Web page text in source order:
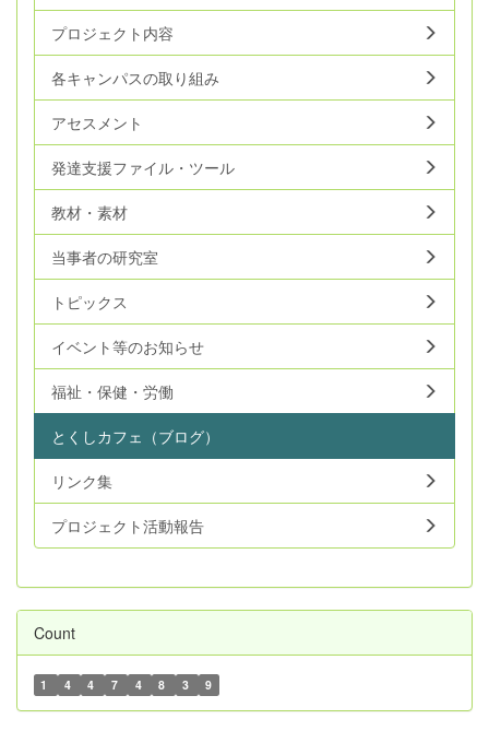
プロジェクト内容
各キャンパスの取り組み
アセスメント
発達支援ファイル・ツール
教材・素材
当事者の研究室
トピックス
イベント等のお知らせ
福祉・保健・労働
とくしカフェ（ブログ）
リンク集
プロジェクト活動報告
Count
1 4 4 7 4 8 3 9